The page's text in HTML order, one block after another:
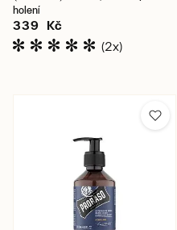
holení
339 Kč
(2x)